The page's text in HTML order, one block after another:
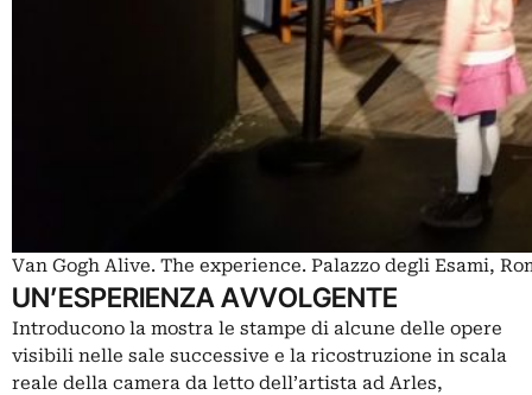
Van Gogh Alive. The experience. Palazzo degli Esami,
UN’ESPERIENZA AVVOLGENTE
Introducono la mostra le stampe di alcune delle opere
visibili nelle sale successive e la ricostruzione in scala
reale della camera da letto dell’artista ad Arles,